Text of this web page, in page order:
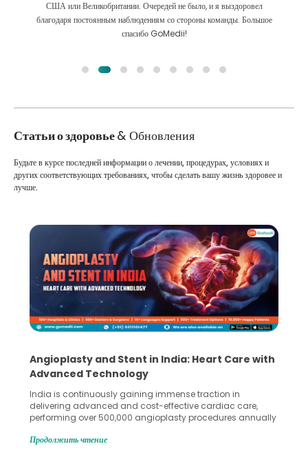
Мы сделали правильный выбор, выбрав GoMedii. Они даже после
лечения сохраняют с нами большую связь
Статьи о здоровье& Обновления
Будьте в курсе последней информации о лечении, процедурах, условиях и
других соответствующих требованиях, чтобы сделать вашу жизнь здоровее и
лучше.
Angioplasty and Stent in India: Heart Care with
Advanced Technology
India is continuously gaining immense traction in
delivering advanced and cost-effective cardiac care,
performing over 500,000 angioplasty procedures annually
globe are searching for treatments like angioplasty and
Продолжить чтение